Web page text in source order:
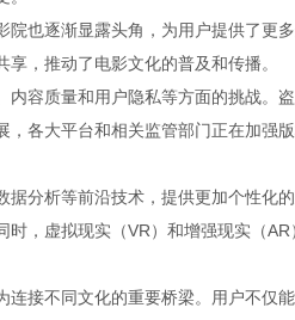
院也逐渐显露头角，为用户提供了更
，推动了电影文化的普及和传播。
容质量和用户隐私等方面的挑战。
各大平台和相关监管部门正在加强
据分析等前沿技术，提供更加个性化
，虚拟现实（VR）和增强现实（
连接不同文化的重要桥梁。用户不仅